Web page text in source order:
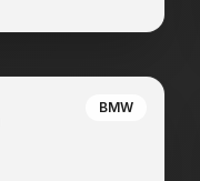
BMW